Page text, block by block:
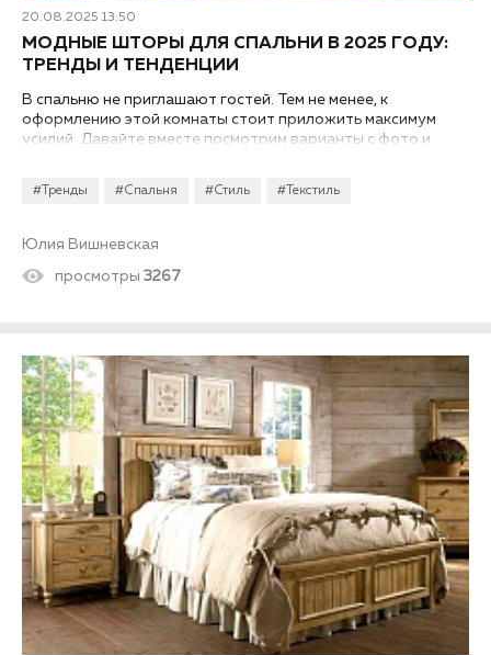
20.08.2025 13:50
#Тренды #Спальня #Стиль #Текстиль
МОДНЫЕ ШТОРЫ ДЛЯ СПАЛЬНИ В 2025 ГОДУ:
ТРЕНДЫ И ТЕНДЕНЦИИ
В спальню не приглашают гостей. Тем не менее, к
оформлению этой комнаты стоит приложить максимум
усилий. Давайте вместе посмотрим варианты с фото и
Юлия Вишневская
просмотры 3267